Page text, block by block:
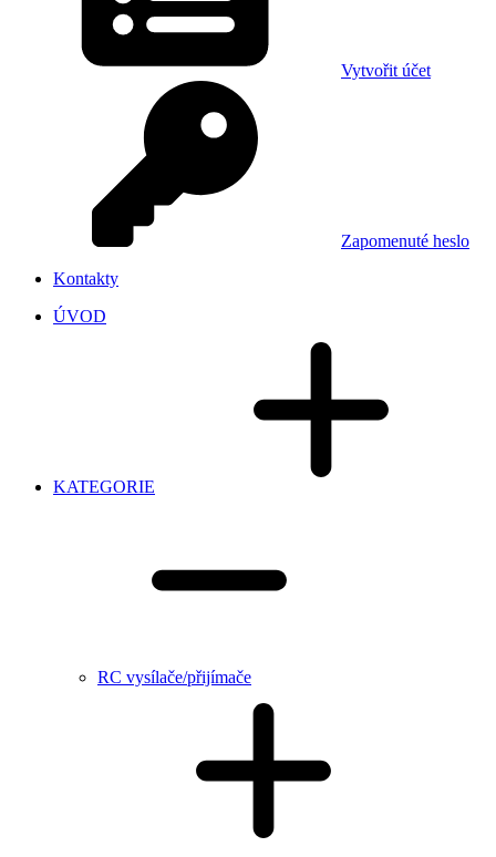
Vytvořit účet
Zapomenuté heslo
Kontakty
ÚVOD
KATEGORIE
RC vysílače/přijímače